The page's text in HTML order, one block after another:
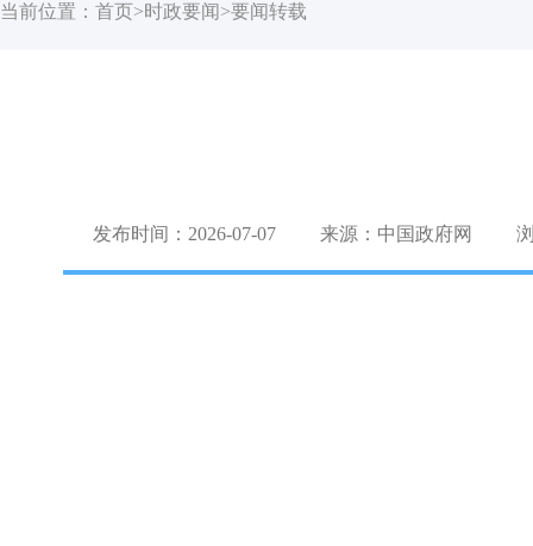
当前位置： 首页>时政要闻 >要闻转载
发布时间：2026-07-07 来源：中国政府网